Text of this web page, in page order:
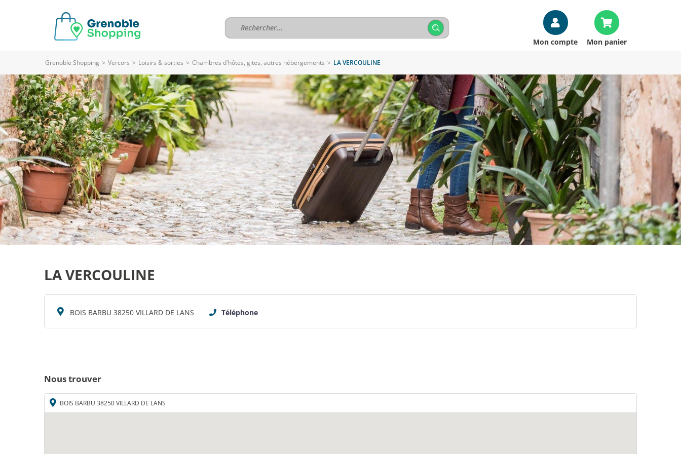
Mon compte Mon panier
Grenoble Shopping > Vercors > Loisirs & sorties > Chambres d'hôtes, gites, autres hébergements > LA VERCOULINE
LA VERCOULINE
BOIS BARBU 38250 VILLARD DE LANS Téléphone
Nous trouver
BOIS BARBU 38250 VILLARD DE LANS